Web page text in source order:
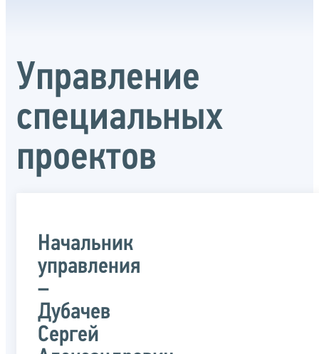
Управление
специальных
проектов
Начальник
управления
–
Дубачев
Сергей